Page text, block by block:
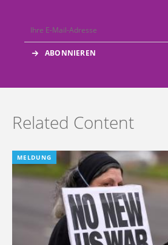
Related Content
MELDUNG